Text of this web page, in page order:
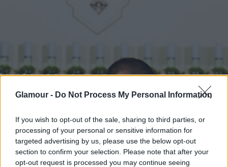
Glamour - Do Not Process My Personal Information
If you wish to opt-out of the sale, sharing to third parties, or
processing of your personal or sensitive information for
targeted advertising by us, please use the below opt-out
section to confirm your selection. Please note that after your
opt-out request is processed you may continue seeing